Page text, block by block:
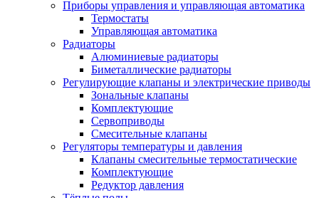
Приборы управления и управляющая автоматика
Термостаты
Управляющая автоматика
Радиаторы
Алюминиевые радиаторы
Биметаллические радиаторы
Регулирующие клапаны и электрические приводы
Зональные клапаны
Комплектующие
Сервоприводы
Смесительные клапаны
Регуляторы температуры и давления
Клапаны смесительные термостатические
Комплектующие
Редуктор давления